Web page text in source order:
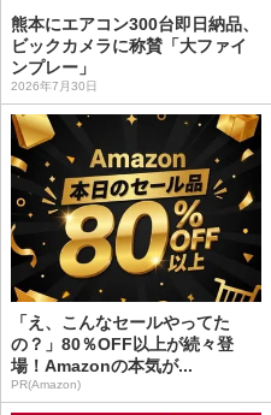
熊本にエアコン300台即日納品、
ビックカメラに称賛「大ファイ
ンプレー」
2026年7月30日
「え、こんなセールやってた
の？」80％OFF以上が続々登
場！Amazonの本気が...
PR(Amazon)